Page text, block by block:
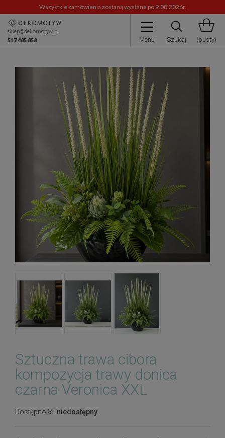
Wszystkie zamówienia zostaną wysłane po 9.08.2026r.
Menu Szukaj (pusty)
sklep@dekomotyw.pl
517 485 858
Sztuczna trawa cibora
kompozycja trawy donica
czarna Veronica XXL
Dostępność: niedostępny